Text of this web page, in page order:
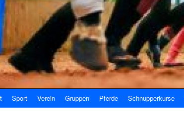
Sport Verein Gruppen Pferde Schnupperkurse